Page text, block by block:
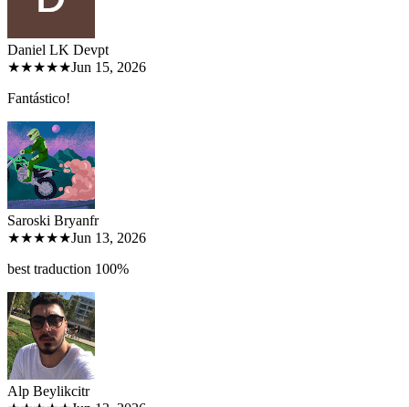
Daniel LK Devpt
★★★★★Jun 15, 2026
Fantástico!
Saroski Bryanfr
★★★★★Jun 13, 2026
best traduction 100%
Alp Beylikcitr